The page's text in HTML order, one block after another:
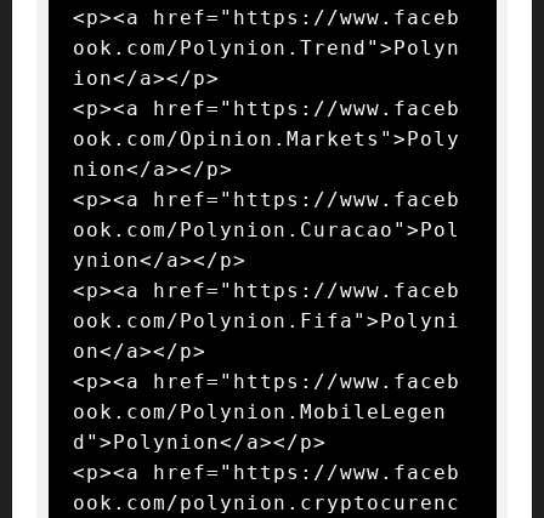
<p><a href="https://www.faceb
ook.com/Polynion.Trend">Polyn
ion</a></p>
<p><a href="https://www.faceb
ook.com/Opinion.Markets">Poly
nion</a></p>
<p><a href="https://www.faceb
ook.com/Polynion.Curacao">Pol
ynion</a></p>
<p><a href="https://www.faceb
ook.com/Polynion.Fifa">Polyni
on</a></p>
<p><a href="https://www.faceb
ook.com/Polynion.MobileLegen
d">Polynion</a></p>
<p><a href="https://www.faceb
ook.com/polynion.cryptocurenc